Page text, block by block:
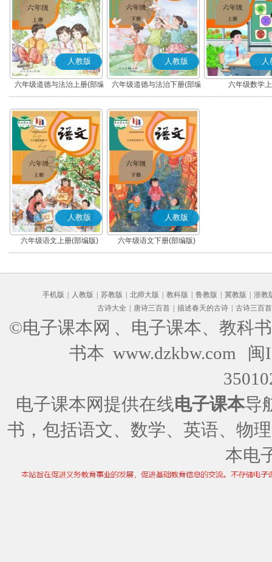
人教版
六年级道德与法治上册(部编
版)
人教版
六年级道德与法治下册(部编
版)
人
六年级数学
人教版
六年级语文上册(部编版)
人教版
六年级语文下册(部编版)
手机版 人教版 苏教版 北师大版 教科版 鲁教版 冀教版
浙教
古诗大全
唐诗三百首 描述春天的古诗 古诗三百首
©电子课本网 、电子课本、教科
书本 www.dzkbw.com
闽
电子课本网提供在线电子课本导
书，包括语文、数学、英语、物
本电